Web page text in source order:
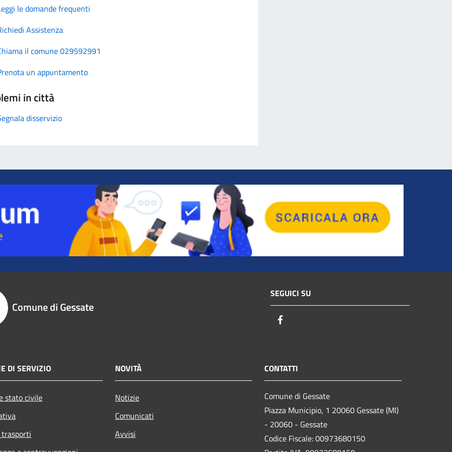
le domande frequenti
Assistenza
il comune 029592991
un appuntamento
in città
disservizio
Comune di Gessate
SEGUICI SU
DI SERVIZIO
stato civile
NOVITÀ
Notizie
Comunicati
Avvisi
CONTATTI
Comune di Gessate
Piazza Municipio, 1 20060 Gessate (MI)
- 20060 - Gessate
Codice Fiscale: 00973680150